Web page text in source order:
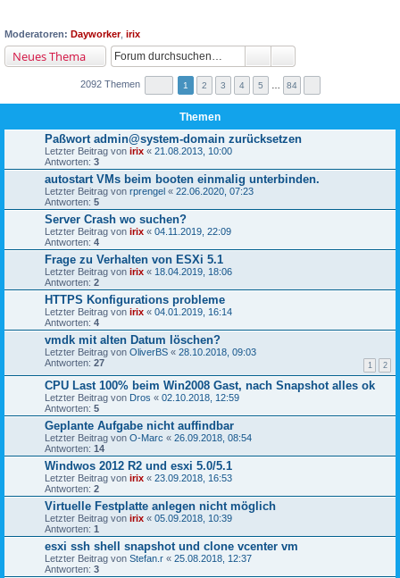
Moderatoren: Dayworker, irix
Neues Thema
2092 Themen 1 2 3 4 5 84
Themen
Paßwort admin@system-domain zurücksetzen
Letzter Beitrag von irix « 21.08.2013, 10:00
Antworten: 3
autostart VMs beim booten einmalig unterbinden.
Letzter Beitrag von rprengel « 22.06.2020, 07:23
Antworten: 5
Server Crash wo suchen?
Letzter Beitrag von irix « 04.11.2019, 22:09
Antworten: 4
Frage zu Verhalten von ESXi 5.1
Letzter Beitrag von irix « 18.04.2019, 18:06
Antworten: 2
HTTPS Konfigurations probleme
Letzter Beitrag von irix « 04.01.2019, 16:14
Antworten: 4
vmdk mit alten Datum löschen?
Letzter Beitrag von OliverBS « 28.10.2018, 09:03
Antworten: 27 1 2
CPU Last 100% beim Win2008 Gast, nach Snapshot alles ok
Letzter Beitrag von Dros « 02.10.2018, 12:59
Antworten: 5
Geplante Aufgabe nicht auffindbar
Letzter Beitrag von O-Marc « 26.09.2018, 08:54
Antworten: 14
Windwos 2012 R2 und esxi 5.0/5.1
Letzter Beitrag von irix « 23.09.2018, 16:53
Antworten: 2
Virtuelle Festplatte anlegen nicht möglich
Letzter Beitrag von irix « 05.09.2018, 10:39
Antworten: 1
esxi ssh shell snapshot und clone vcenter vm
Letzter Beitrag von Stefan.r « 25.08.2018, 12:37
Antworten: 3